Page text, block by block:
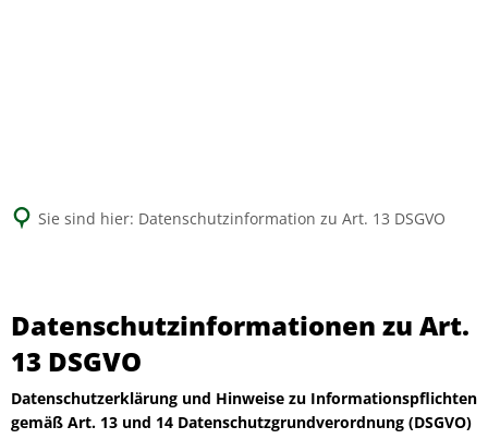
Sie sind hier: Datenschutzinformation zu Art. 13 DSGVO
zu
Art.
13
DSGVO
Datenschutzinformationen zu Art.
13 DSGVO
Datenschutzerklärung und Hinweise zu Informationspflichten
gemäß Art. 13 und 14 Datenschutzgrundverordnung (DSGVO)